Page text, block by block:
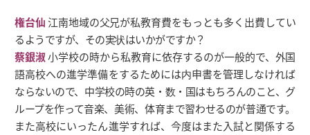
権台仙 江南地域の父兄が私教育費をもっとも多く出費してい
るようですが、その実状はいかがですか？
蔡銀淑小学校の時から私教育に依存するのが一般的で、外国
語高校への進学準備をするためには内申書を管理しなければ
ならないので、中学校の時の英・数・国はもちろんのこと、グ
ループを作って音楽、美術、体育まで習わせるのが普通です。
また高校にいったん進学すれば、今度はまた入試と関係する